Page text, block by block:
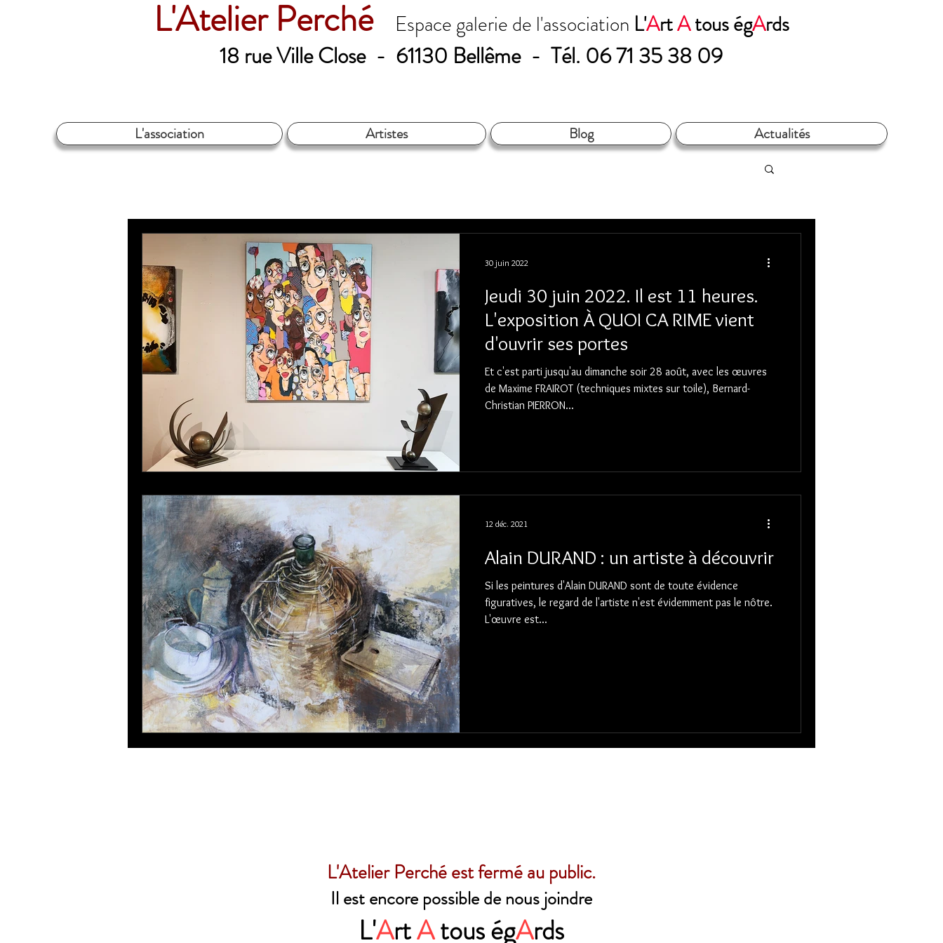
L'Atelier Perché Espace galerie de l'association L'ArtAtous égArds​​​
18 rue Ville Close - 61130 Bellême - Tél. 06 71 35 38 09
L'association Artistes Blog Actualités
Jeudi 30 juin 2022. Il est 11 heures.
L'exposition À QUOI CA RIME vient
d'ouvrir ses portes
Et c'est parti jusqu'au dimanche soir 28 août, avec les œuvres
de Maxime FRAIROT (techniques mixtes sur toile), Bernard-
Christian PIERRON...
30 juin 2022
Alain DURAND : un artiste à découvrir
Si les peintures d'Alain DURAND sont de toute évidence
figuratives, le regard de l'artiste n'est évidemment pas le nôtre.
L'œuvre est...
12 déc. 2021
L'Atelier Perché est fermé au public.
Il est encore possible de nous joindre
L'ArtAtous égArds